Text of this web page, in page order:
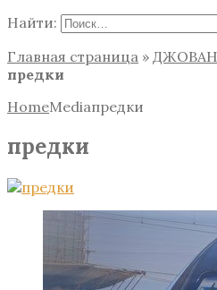
Найти:
Главная страница »
предки
HomeMediaпредки
предки